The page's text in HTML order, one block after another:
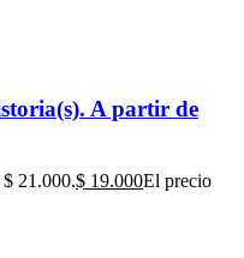
A partir de
21.000.$ 19.000El precio